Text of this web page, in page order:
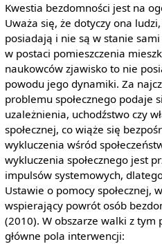
Kwestia bezdomności jest na
Uważa się, że dotyczy ona
posiadają i nie są w stanie
w postaci pomieszczenia
naukowców zjawisko to nie
powodu jego dynamiki. Za
problemu społecznego podaje
uzależnienia, uchodźstwo czy
społecznej, co wiąże się
wykluczenia wśród
wykluczenia społecznego jest
impulsów systemowych,
Ustawie o pomocy społecznej,
wspierający powrót osób
(2010). W obszarze walki z
główne pola interwencji: